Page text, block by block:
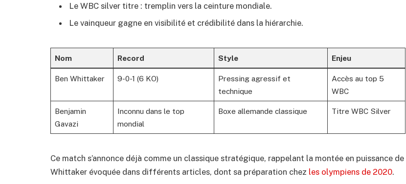
Le WBC silver titre : tremplin vers la ceinture mondiale.
Le vainqueur gagne en visibilité et crédibilité dans la hiérarchie.
Nom Record Style Enjeu
Ben Whittaker 9-0-1 (6 KO)
Pressing agressif et
technique
Accès au top 5
WBC
Benjamin
Gavazi
Inconnu dans le top
mondial
Boxe allemande classique Titre WBC Silver
Ce match s’annonce déjà comme un classique stratégique, rappelant la montée en puissance de
Whittaker évoquée dans différents articles, dont sa préparation chez les olympiens de 2020.